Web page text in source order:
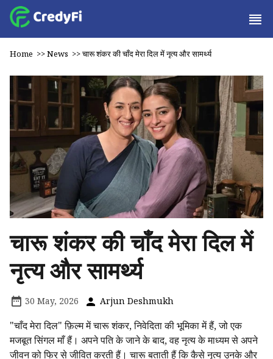
Home >>News >>चारू शंकर की चाँद मेरा दिल में नृत्य और सामर्थ्य
चारू शंकर की चाँद मेरा दिल में
नृत्य और सामर्थ्य
30 May, 2026 Arjun Deshmukh
"चाँद मेरा दिल" फ़िल्म में चारू शंकर, निवेदिता की भूमिका में हैं, जो एक
मजबूत सिंगल माँ हैं। अपने पति के जाने के बाद, वह नृत्य के माध्यम से अपने
जीवन को फिर से जीवित करती हैं। चारू बताती हैं कि कैसे नृत्य उनके और